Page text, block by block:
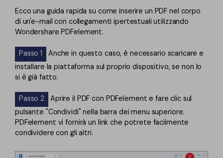
Ecco una guida rapida su come inserire un PDF nel corpo
di un'e-mail con collegamenti ipertestuali utilizzando
Wondershare PDFelement.
Passo 1
Anche in questo caso, è necessario scaricare e
installare la piattaforma sul proprio dispositivo, se non lo
si è già fatto.
Passo 2
Aprire il PDF con PDFelement e fare clic sul
pulsante "Condividi" nella barra dei menu superiore.
PDFelement vi fornirà un link che potrete facilmente
condividere con gli altri.